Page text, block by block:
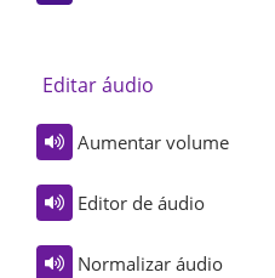
Editar áudio
Aumentar volume
Editor de áudio
Normalizar áudio